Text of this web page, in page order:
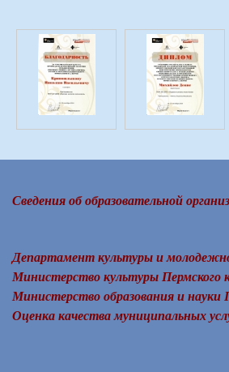
Сведения об образовательной
Департамент культуры и
Министерство культуры Пермского
Министерство образования и науки
Оценка качества муниципальных